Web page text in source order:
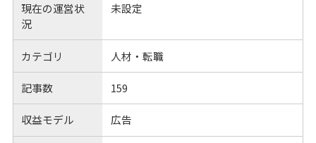
現在の運営状
況
未設定
カテゴリ 人材・転職
記事数 159
収益モデル 広告